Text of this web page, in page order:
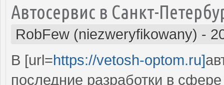
Автосервис в Санкт-
RobFew (niezweryfikowany) -
В [url=https://vetosh-optom.ru]
последние разработки в